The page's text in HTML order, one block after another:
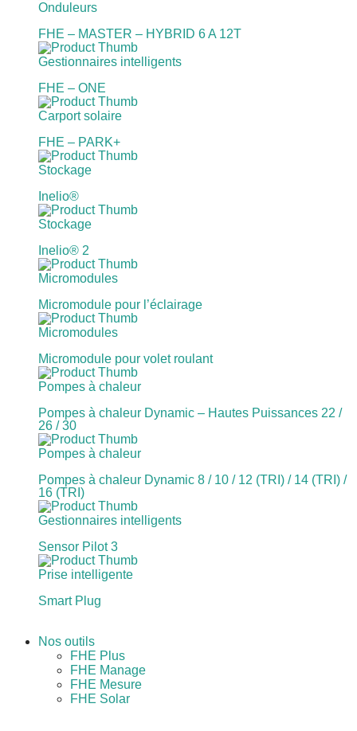
Onduleurs
FHE – MASTER – HYBRID 6 A 12T
Gestionnaires intelligents
FHE – ONE
Carport solaire
FHE – PARK+
Stockage
Inelio®
Stockage
Inelio® 2
Micromodules
Micromodule pour l’éclairage
Micromodules
Micromodule pour volet roulant
Pompes à chaleur
Pompes à chaleur Dynamic – Hautes Puissances 22 /
26 / 30
Pompes à chaleur
Pompes à chaleur Dynamic 8 / 10 / 12 (TRI) / 14 (TRI) /
16 (TRI)
Gestionnaires intelligents
Sensor Pilot 3
Prise intelligente
Smart Plug
Nos outils
FHE Plus
FHE Manage
FHE Mesure
FHE Solar